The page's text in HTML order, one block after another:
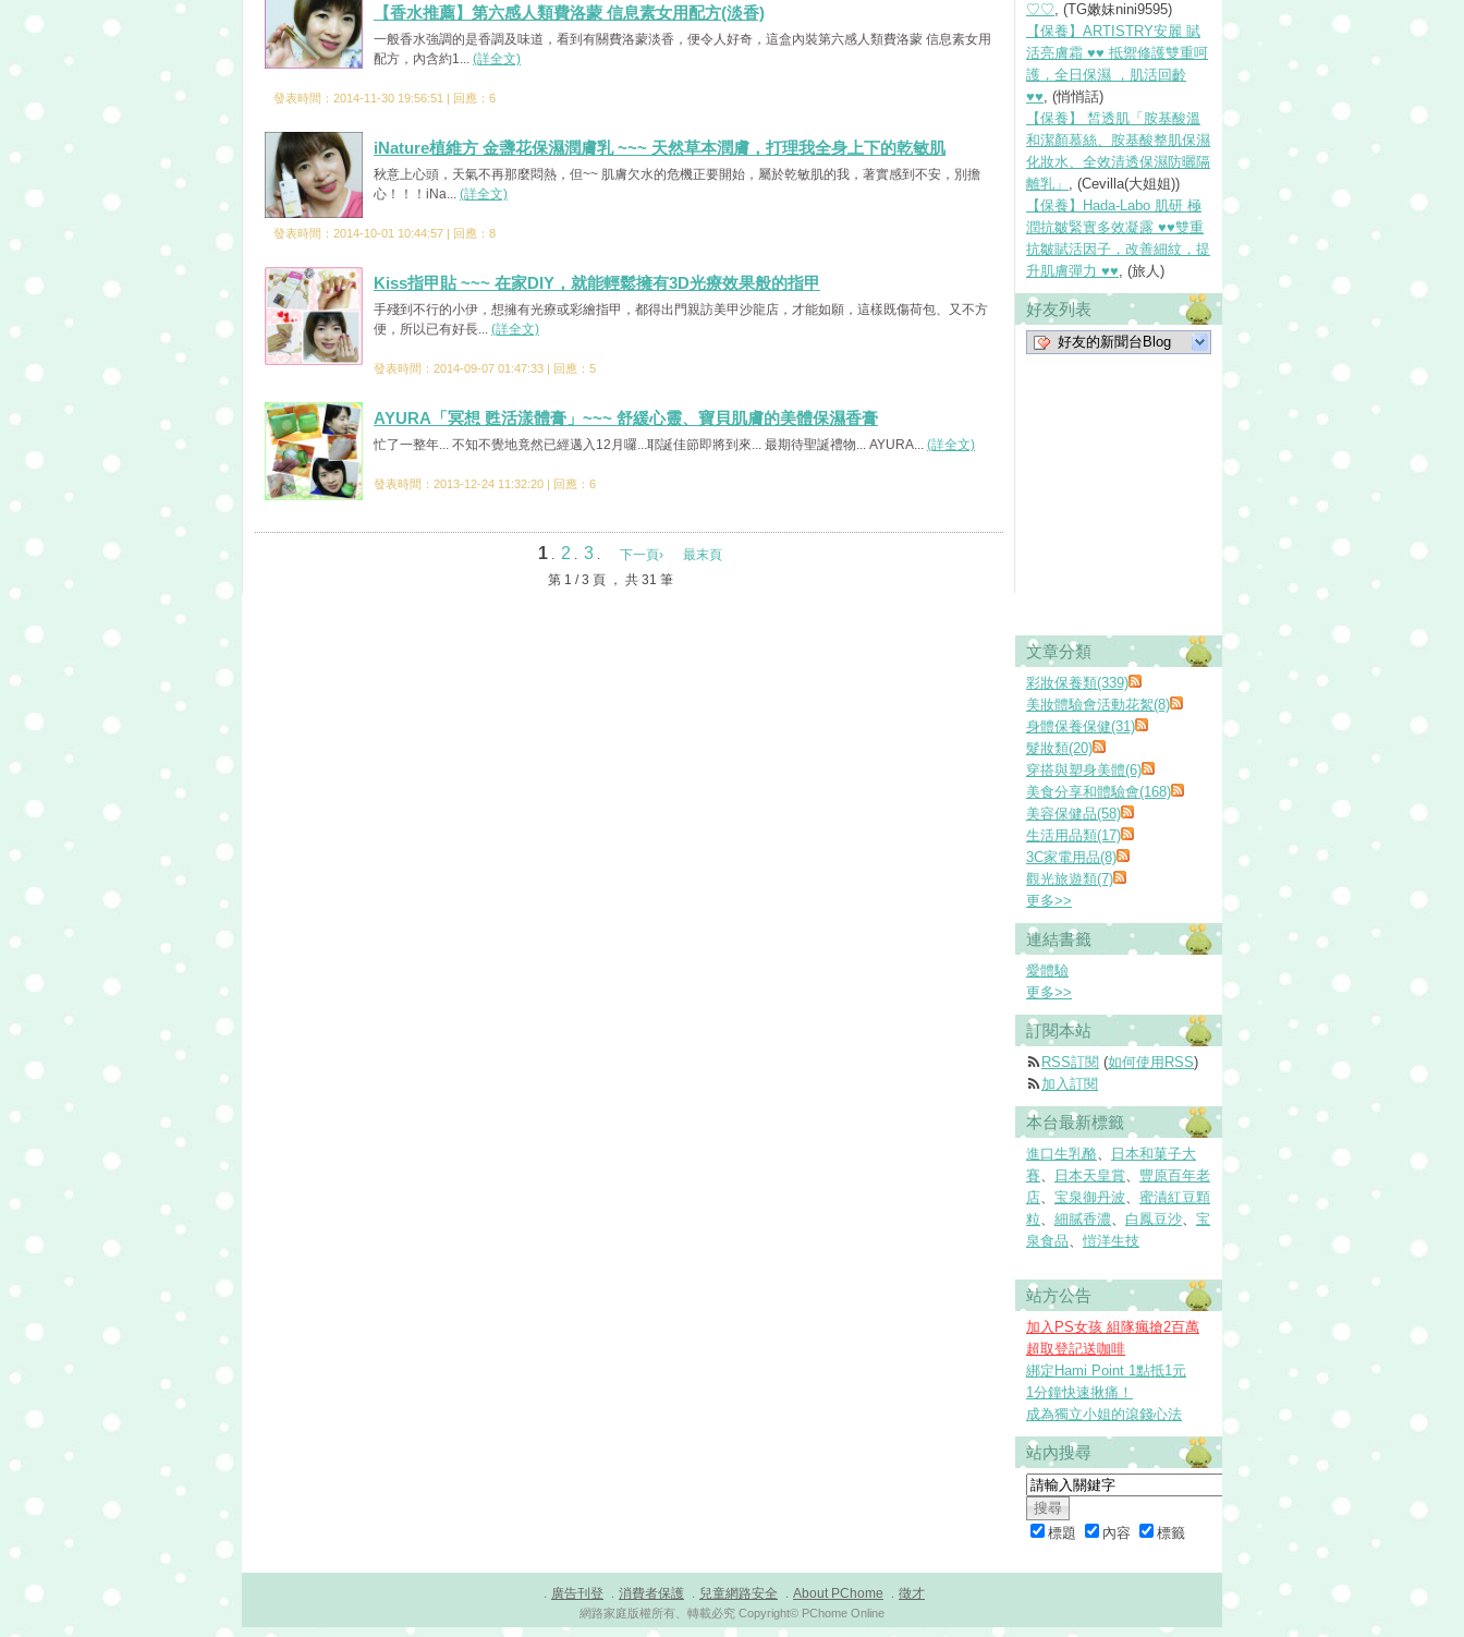
【香水推薦】第六感人類費洛蒙 信息素女用配方(淡香)
一般香水強調的是香調及味道，看到有關費洛蒙淡香，便令人好奇，這盒內裝第六感人類費洛蒙 信息素女用
配方，內含約1... (詳全文)
發表時間：2014-11-30 19:56:51 | 回應：6
iNature植維方 金盞花保濕潤膚乳 ~~~ 天然草本潤膚，打理我全身上下的乾敏肌
秋意上心頭，天氣不再那麼悶熱，但~~ 肌膚欠水的危機正要開始，屬於乾敏肌的我，著實感到不安，別擔
心！！！iNa... (詳全文)
發表時間：2014-10-01 10:44:57 | 回應：8
Kiss指甲貼 ~~~ 在家DIY，就能輕鬆擁有3D光療效果般的指甲
手殘到不行的小伊，想擁有光療或彩繪指甲，都得出門親訪美甲沙龍店，才能如願，這樣既傷荷包、又不方
便，所以已有好長... (詳全文)
發表時間：2014-09-07 01:47:33 | 回應：5
AYURA「冥想 甦活漾體膏」~~~ 舒緩心靈、寶貝肌膚的美體保濕香膏
忙了一整年... 不知不覺地竟然已經邁入12月囉...耶誕佳節即將到來... 最期待聖誕禮物... AYURA... (詳全文)
發表時間：2013-12-24 11:32:20 | 回應：6
1 . 2 . 3 . 下一頁›
最末頁
第 1 / 3 頁 ， 共 31 筆
♡♡, (TG嫩妹nini9595)
【保養】ARTISTRY安麗 賦
活亮膚霜 ♥♥ 抵禦修護雙重呵
護，全日保濕 ，肌活回齡
♥♥, (悄悄話)
【保養】 皙透肌「胺基酸溫
和潔顏慕絲、胺基酸整肌保濕
化妝水、全效清透保濕防曬隔
離乳」 , (Cevilla(大姐姐))
【保養】Hada-Labo 肌研 極
潤抗皺緊實多效凝露 ♥♥雙重
抗皺賦活因子，改善細紋，提
升肌膚彈力 ♥♥, (旅人)
好友列表
好友的新聞台Blog
文章分類
彩妝保養類(339)
美妝體驗會活動花絮(8)
身體保養保健(31)
髮妝類(20)
穿搭與塑身美體(6)
美食分享和體驗會(168)
美容保健品(58)
生活用品類(17)
3C家電用品(8)
觀光旅遊類(7)
更多>>
連結書籤
愛體驗
更多>>
訂閱本站
RSS訂閱 (如何使用RSS)
加入訂閱
本台最新標籤
進口生乳酪、
日本和菓子大
賽、 日本天皇賞、 豐原百年老
店、 宝泉御丹波、 蜜漬紅豆顆
粒、 細膩香濃、 白鳳豆沙、 宝
泉食品、 愷洋生技
站方公告
加入PS女孩 組隊瘋搶2百萬
超取登記送咖啡
綁定Hami Point 1點抵1元
1分鐘快速揪痛！
成為獨立小姐的滾錢心法
站內搜尋
標題 內容 標籤
． 廣告刊登 ． 消費者保護 ． 兒童網路安全 ． About PChome ． 徵才
網路家庭版權所有、轉載必究 Copyright© PChome Online